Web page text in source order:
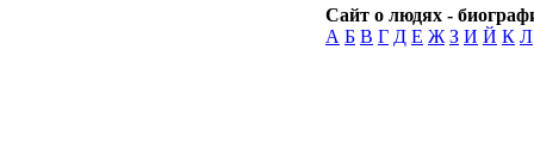
Сайт о людях -
А Б В Г Д Е Ж З И Й К Л